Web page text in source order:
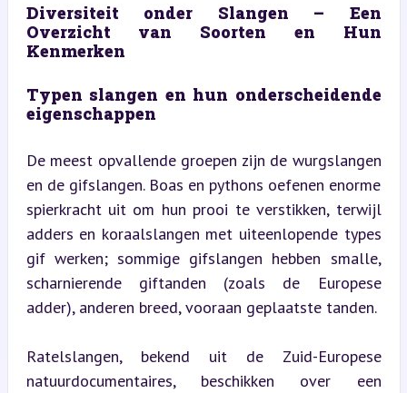
Diversiteit onder Slangen – Een
Overzicht van Soorten en Hun
Kenmerken
Typen slangen en hun onderscheidende
eigenschappen
De meest opvallende groepen zijn de wurgslangen
en de gifslangen. Boas en pythons oefenen enorme
spierkracht uit om hun prooi te verstikken, terwijl
adders en koraalslangen met uiteenlopende types
gif werken; sommige gifslangen hebben smalle,
scharnierende giftanden (zoals de Europese
adder), anderen breed, vooraan geplaatste tanden.
Ratelslangen, bekend uit de Zuid-Europese
natuurdocumentaires, beschikken over een